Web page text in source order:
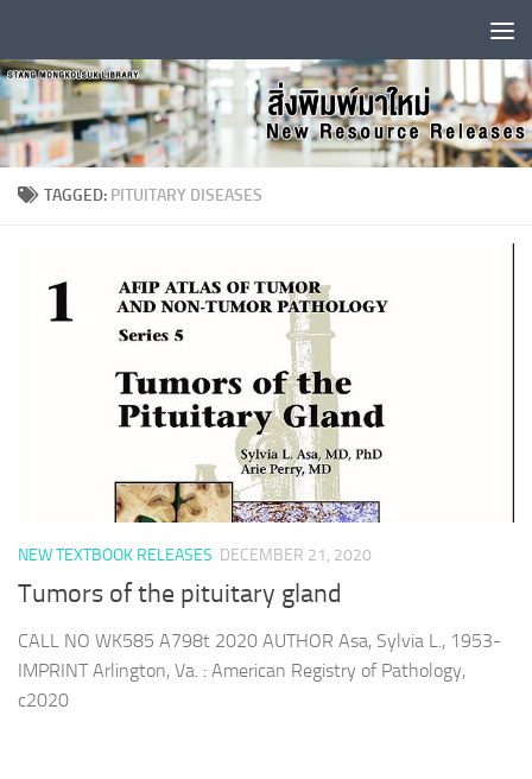
TAGGED: PITUITARY DISEASES
NEW TEXTBOOK RELEASES DECEMBER 21, 2020
Tumors of the pituitary gland
CALL NO WK585 A798t 2020 AUTHOR Asa, Sylvia L., 1953-
IMPRINT Arlington, Va. : American Registry of Pathology,
c2020